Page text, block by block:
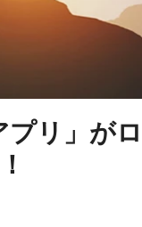
リ」がロ